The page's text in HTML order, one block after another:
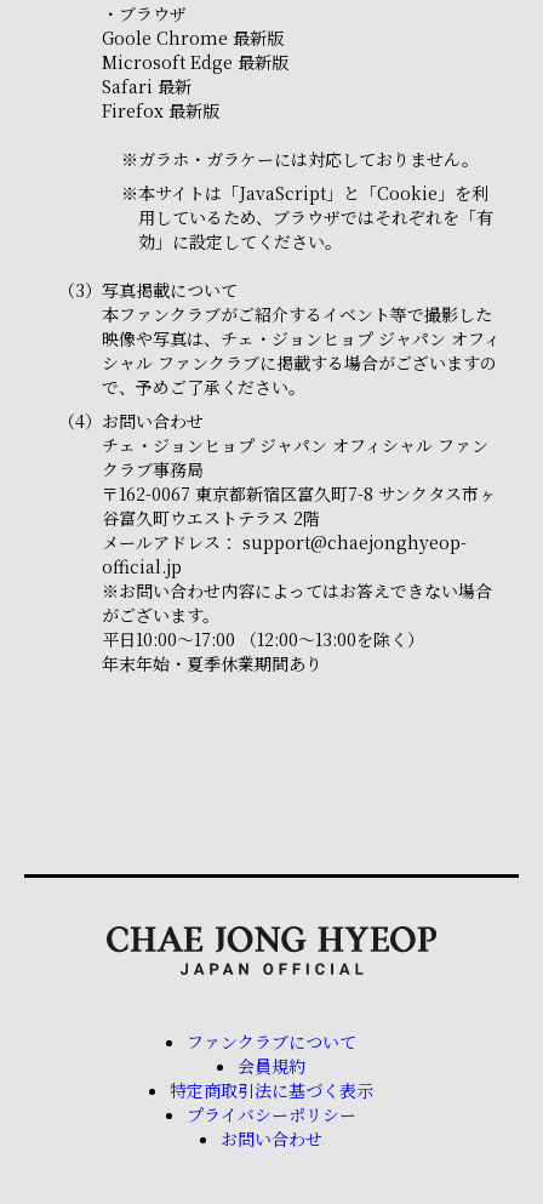
・ブラウザ
Goole Chrome 最新版
Microsoft Edge 最新版
Safari 最新
Firefox 最新版
※ガラホ・ガラケーには対応しておりません。
※本サイトは「JavaScript」と「Cookie」を利
用しているため、ブラウザではそれぞれを「有
効」に設定してください。
（3） 写真掲載について
本ファンクラブがご紹介するイベント等で撮影した
映像や写真は、チェ・ジョンヒョプ ジャパン オフィ
シャル ファンクラブに掲載する場合がございますの
で、予めご了承ください。
（4） お問い合わせ
チェ・ジョンヒョプ ジャパン オフィシャル ファン
クラブ事務局
〒162-0067 東京都新宿区富久町7-8 サンクタス市ヶ
谷富久町ウエストテラス 2階
メールアドレス： support@chaejonghyeop-
official.jp
※お問い合わせ内容によってはお答えできない場合
がございます。
平日10:00～17:00 （12:00～13:00を除く）
年末年始・夏季休業期間あり
ファンクラブについて
会員規約
特定商取引法に基づく表示
プライバシーポリシー
お問い合わせ